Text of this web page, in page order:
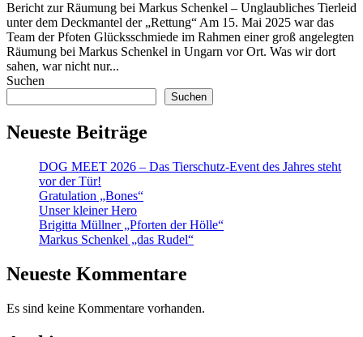
Bericht zur Räumung bei Markus Schenkel – Unglaubliches Tierleid
unter dem Deckmantel der „Rettung“ Am 15. Mai 2025 war das
Team der Pfoten Glücksschmiede im Rahmen einer groß angelegten
Räumung bei Markus Schenkel in Ungarn vor Ort. Was wir dort
sahen, war nicht nur...
Suchen
Suchen
Neueste Beiträge
DOG MEET 2026 – Das Tierschutz-Event des Jahres steht
vor der Tür!
Gratulation „Bones“
Unser kleiner Hero
Brigitta Müllner „Pforten der Hölle“
Markus Schenkel „das Rudel“
Neueste Kommentare
Es sind keine Kommentare vorhanden.